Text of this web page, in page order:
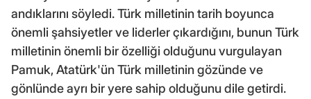
andıklarını söyledi. Türk milletinin tarih boyunca
önemli şahsiyetler ve liderler çıkardığını, bunun Türk
milletinin önemli bir özelliği olduğunu vurgulayan
Pamuk, Atatürk'ün Türk milletinin gözünde ve
gönlünde ayrı bir yere sahip olduğunu dile getirdi.